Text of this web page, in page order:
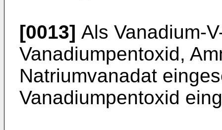
[0013] Als Vanadium-
Vanadiumpentoxid,
Natriumvanadat
Vanadiumpentoxid